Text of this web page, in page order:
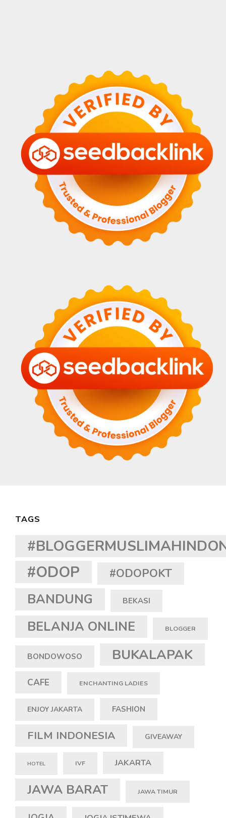
TAGS
#ODOP #ODOPOKT
BANDUNG BEKASI
BELANJA ONLINE BLOGGER
BONDOWOSO BUKALAPAK
CAFE ENCHANTING LADIES
ENJOY JAKARTA FASHION
FILM INDONESIA GIVEAWAY
HOTEL IVF JAKARTA
JAWA BARAT JAWA TIMUR